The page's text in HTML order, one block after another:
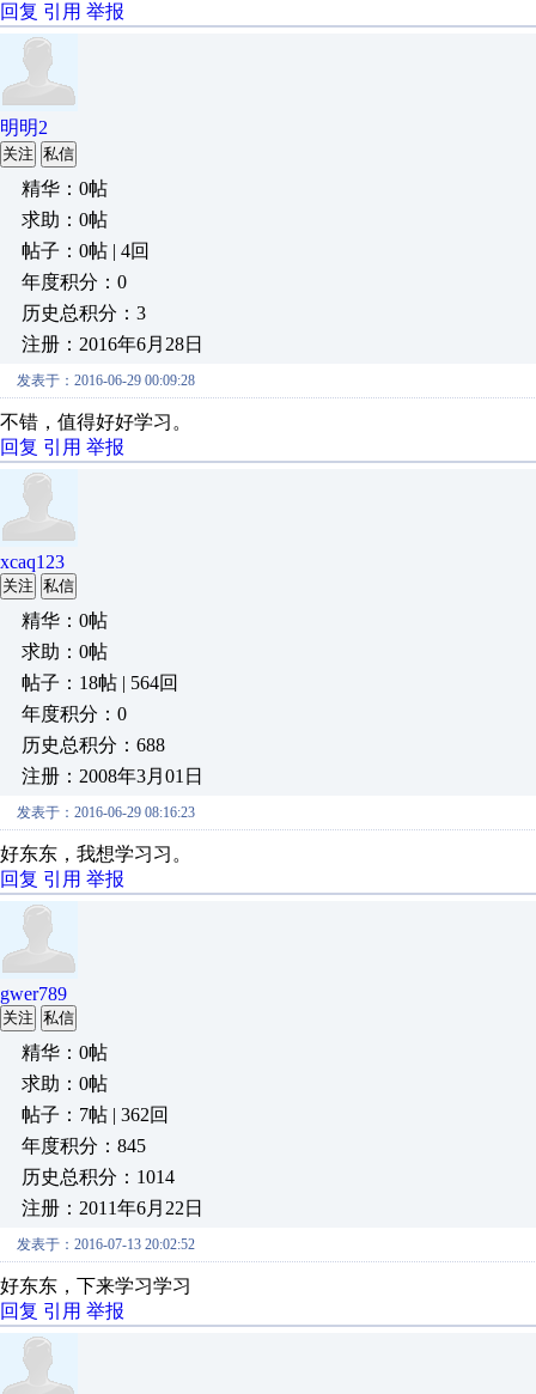
回复 引用 举报
明明2
关注 私信
精华：0帖
求助：0帖
帖子：0帖 | 4回
年度积分：0
历史总积分：3
注册：2016年6月28日
发表于：2016-06-29 00:09:28
不错，值得好好学习。
回复 引用 举报
xcaq123
关注 私信
精华：0帖
求助：0帖
帖子：18帖 | 564回
年度积分：0
历史总积分：688
注册：2008年3月01日
发表于：2016-06-29 08:16:23
好东东，我想学习习。
回复 引用 举报
gwer789
关注 私信
精华：0帖
求助：0帖
帖子：7帖 | 362回
年度积分：845
历史总积分：1014
注册：2011年6月22日
发表于：2016-07-13 20:02:52
好东东，下来学习学习
回复 引用 举报